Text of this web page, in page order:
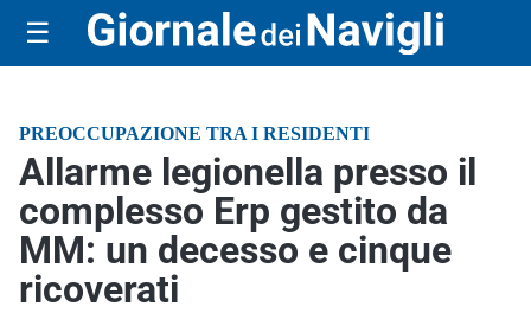
☰
PREOCCUPAZIONE TRA I RESIDENTI
Allarme legionella presso il
complesso Erp gestito da
MM: un decesso e cinque
ricoverati